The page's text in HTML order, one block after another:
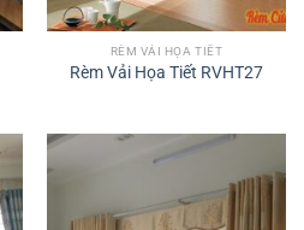
RÈM VẢI HỌA TIẾT
Rèm Vải Họa Tiết RVHT27